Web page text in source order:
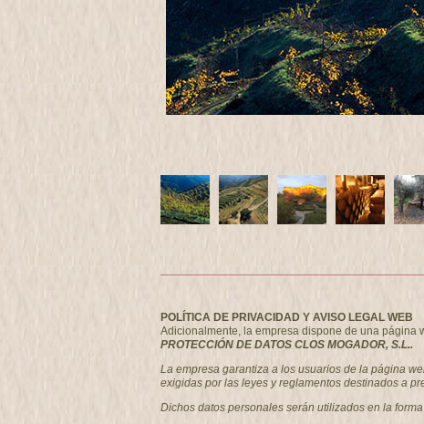
POLÍTICA DE PRIVACIDAD Y AVISO LEGAL WEB
Adicionalmente, la empresa dispone de una
PROTECCIÓN DE DATOS CLOS MOGADOR, S.L..
La empresa garantiza a los usuarios de la página
exigidas por las leyes y reglamentos destinados a
Dichos datos personales serán utilizados en la